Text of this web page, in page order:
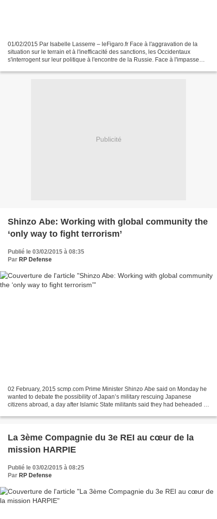
01/02/2015 Par Isabelle Lasserre – leFigaro.fr Face à l'aggravation de la
situation sur le terrain et à l'inefficacité des sanctions, les Occidentaux
s'interrogent sur leur politique à l'encontre de la Russie. Face à l'impasse
Publicité
Shinzo Abe: Working with global community the
‘only way to fight terrorism’
Publié le 03/02/2015 à 08:35
Par RP Defense
02 February, 2015 scmp.com Prime Minister Shinzo Abe said on Monday he
wanted to debate the possibility of Japan’s military rescuing Japanese
citizens abroad, a day after Islamic State militants said they had beheaded a
La 3ème Compagnie du 3e REI au cœur de la
mission HARPIE
Publié le 03/02/2015 à 08:25
Par RP Defense